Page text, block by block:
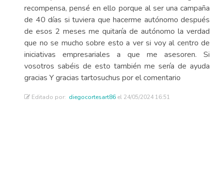
recompensa, pensé en ello porque al ser una campaña
de 40 días si tuviera que hacerme autónomo después
de esos 2 meses me quitaría de autónomo la verdad
que no se mucho sobre esto a ver si voy al centro de
iniciativas empresariales a que me asesoren. Si
vosotros sabéis de esto también me sería de ayuda
gracias Y gracias tartosuchus por el comentario
Editado por: diegocortesart86 el 24/05/2024 16:51